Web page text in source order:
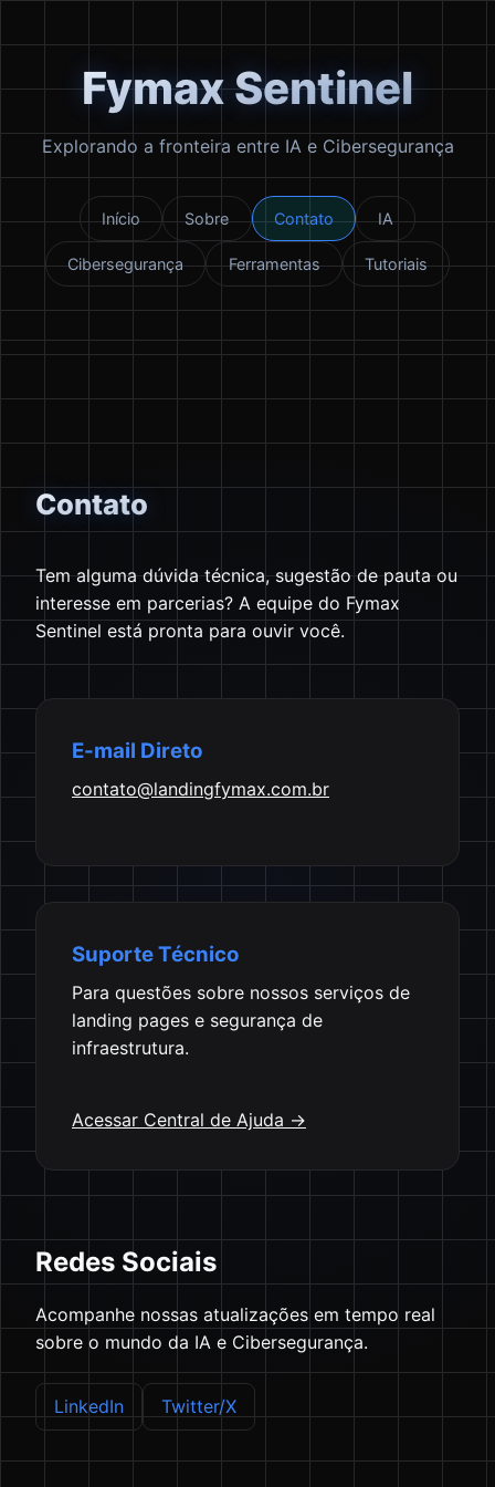
Fymax Sentinel
Explorando a fronteira entre IA e Cibersegurança
Início Sobre Contato IA
Cibersegurança Ferramentas Tutoriais
Contato
Tem alguma dúvida técnica, sugestão de pauta ou
interesse em parcerias? A equipe do Fymax
Sentinel está pronta para ouvir você.
E-mail Direto
contato@landingfymax.com.br
Suporte Técnico
Para questões sobre nossos serviços de
landing pages e segurança de
infraestrutura.
Acessar Central de Ajuda →
Redes Sociais
Acompanhe nossas atualizações em tempo real
sobre o mundo da IA e Cibersegurança.
LinkedIn Twitter/X